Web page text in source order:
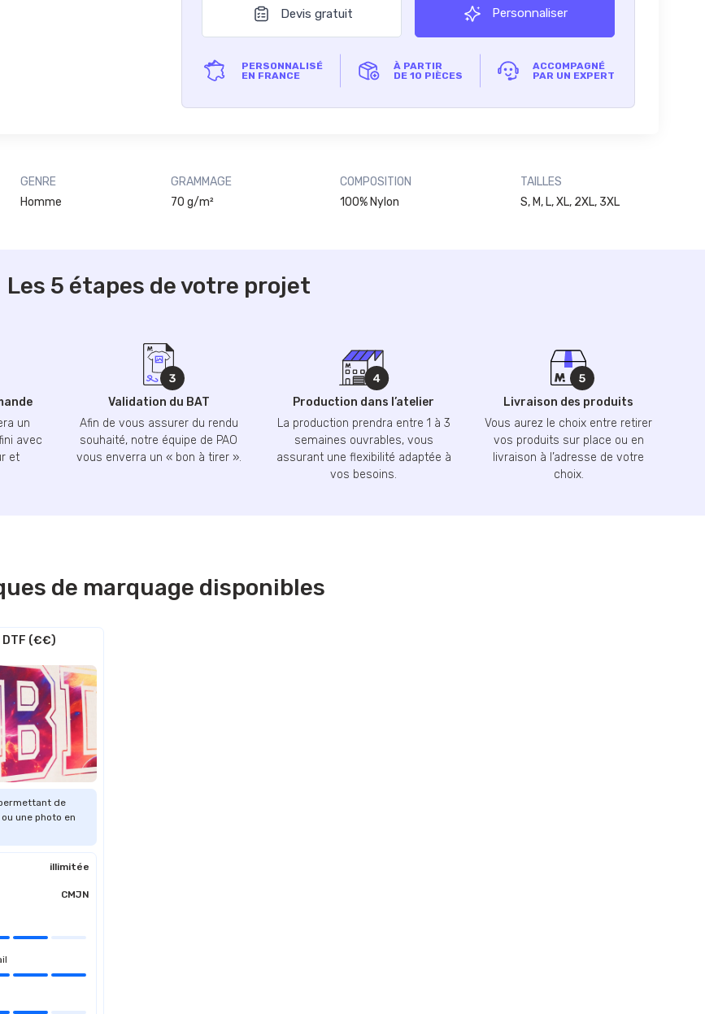
Devis gratuit Personnaliser
PERSONNALISÉ
EN FRANCE
À PARTIR
DE 10 PIÈCES
ACCOMPAGNÉ
PAR UN EXPERT
GENRE
Homme
GRAMMAGE
70 g/m²
COMPOSITION
100% Nylon
TAILLES
S, M, L, XL, 2XL, 3XL
Les 5 étapes de votre projet
un
avec
et
Validation du BAT
Afin de vous assurer du rendu
souhaité, notre équipe de PAO
vous enverra un « bon à tirer ».
Production dans l’atelier
La production prendra entre 1 à 3
semaines ouvrables, vous
assurant une flexibilité adaptée à
vos besoins.
Livraison des produits
Vous aurez le choix entre retirer
vos produits sur place ou en
livraison à l’adresse de votre
choix.
de marquage disponibles
(€€)
de
une photo en
illimitée
CMJN